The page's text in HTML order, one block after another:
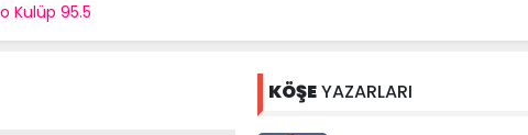
Kulüp 95.5
KÖŞEYAZARLARI